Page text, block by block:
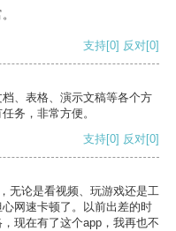
支持[0] 反对[0]
、表格、演示文稿等各个方
务，非常方便。
支持[0] 反对[0]
无论是看视频、玩游戏还是工
网速卡顿了。以前出差的时
现在有了这个app，我再也不